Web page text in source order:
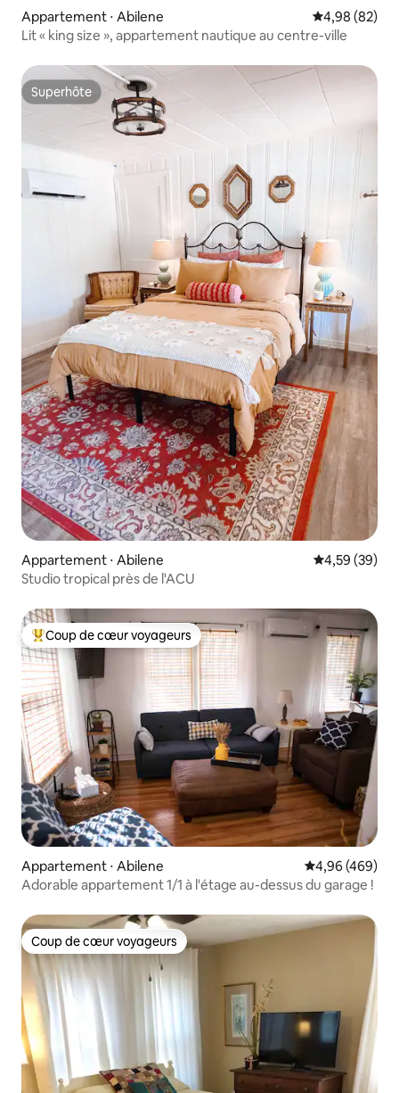
Appartement ⋅ Abilene Évaluation
4,98 (82)
Lit « king size », appartement nautique au centre-ville
Superhôte
Superhôte
Appartement ⋅ Abilene Évaluation
4,59 (39)
Studio tropical près de l'ACU
Coups de cœur voyageurs les plus appréciés
Coup de cœur voyageurs
Appartement ⋅ Abilene Évaluation
4,96 (469)
Adorable appartement 1/1 à l'étage au-dessus du garage !
Coup de cœur voyageurs
Coup de cœur voyageurs